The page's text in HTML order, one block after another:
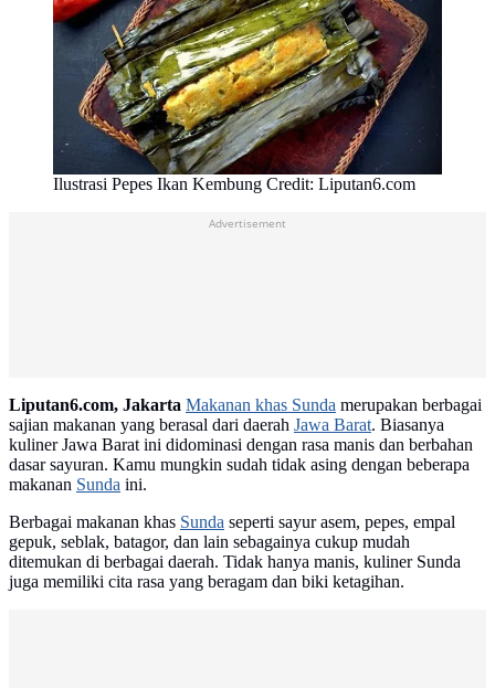
Ilustrasi Pepes Ikan Kembung Credit: Liputan6.com
Liputan6.com, Jakarta Makanan khas Sunda merupakan berbagai
sajian makanan yang berasal dari daerah Jawa Barat. Biasanya
kuliner Jawa Barat ini didominasi dengan rasa manis dan berbahan
dasar sayuran. Kamu mungkin sudah tidak asing dengan beberapa
makanan Sunda ini.
Berbagai makanan khas Sunda seperti sayur asem, pepes, empal
gepuk, seblak, batagor, dan lain sebagainya cukup mudah
ditemukan di berbagai daerah. Tidak hanya manis, kuliner Sunda
juga memiliki cita rasa yang beragam dan biki ketagihan.